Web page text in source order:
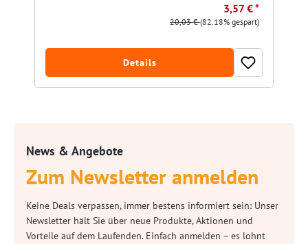
3,57 € *
20,03 €(82.18% gespart)
Details
News & Angebote
Zum Newsletter anmelden
Keine Deals verpassen, immer bestens informiert sein: Unser
Newsletter hält Sie über neue Produkte, Aktionen und
Vorteile auf dem Laufenden. Einfach anmelden – es lohnt